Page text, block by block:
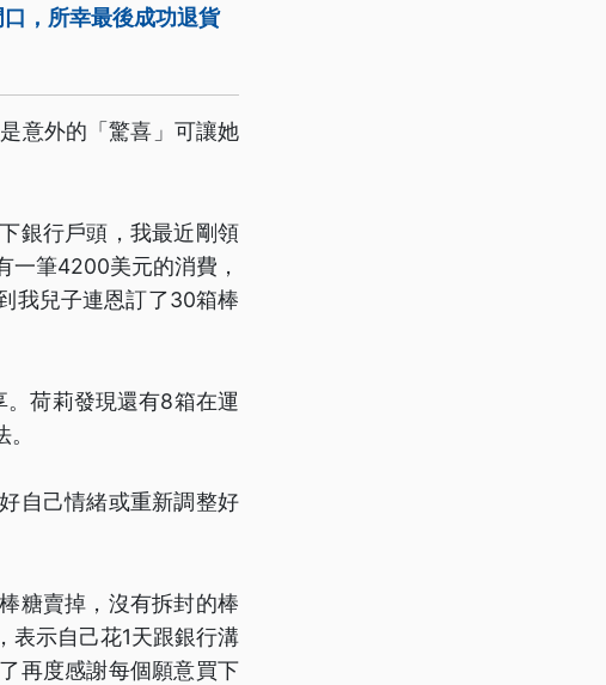
，所幸最後成功退貨
意外的「驚喜」可讓她
銀行戶頭，我最近剛領
一筆4200美元的消費，
我兒子連恩訂了30箱棒
荷莉發現還有8箱在運
自己情緒或重新調整好
糖賣掉，沒有拆封的棒
表示自己花1天跟銀行溝
再度感謝每個願意買下